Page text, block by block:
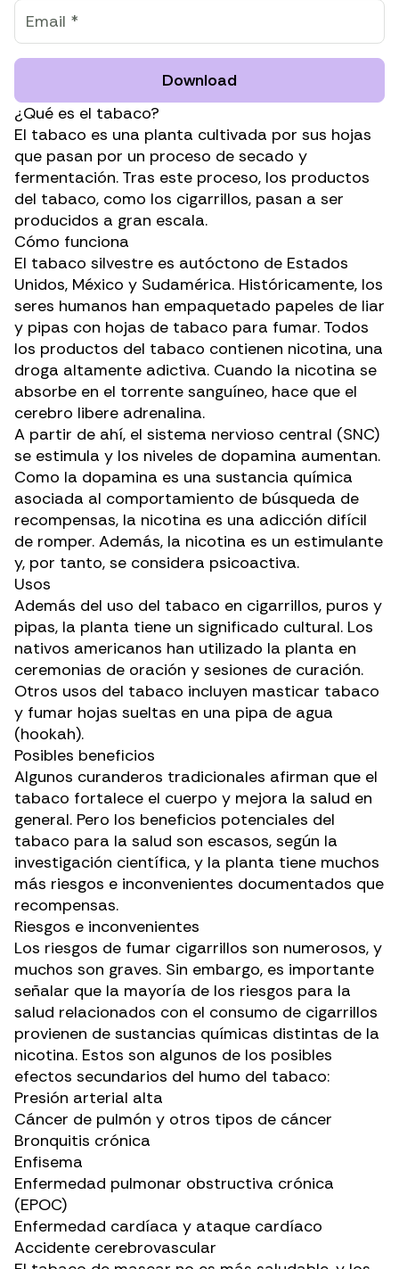
Download
¿Qué es el tabaco?
El tabaco es una planta cultivada por sus hojas
que pasan por un proceso de secado y
fermentación. Tras este proceso, los productos
del tabaco, como los cigarrillos, pasan a ser
producidos a gran escala.
Cómo funciona
El tabaco silvestre es autóctono de Estados
Unidos, México y Sudamérica. Históricamente, los
seres humanos han empaquetado papeles de liar
y pipas con hojas de tabaco para fumar. Todos
los productos del tabaco contienen nicotina, una
droga altamente adictiva. Cuando la nicotina se
absorbe en el torrente sanguíneo, hace que el
cerebro libere adrenalina.
A partir de ahí, el sistema nervioso central (SNC)
se estimula y los niveles de dopamina aumentan.
Como la dopamina es una sustancia química
asociada al comportamiento de búsqueda de
recompensas, la nicotina es una adicción difícil
de romper. Además, la nicotina es un estimulante
y, por tanto, se considera psicoactiva.
Usos
Además del uso del tabaco en cigarrillos, puros y
pipas, la planta tiene un significado cultural. Los
nativos americanos han utilizado la planta en
ceremonias de oración y sesiones de curación.
Otros usos del tabaco incluyen masticar tabaco
y fumar hojas sueltas en una pipa de agua
(hookah).
Posibles beneficios
Algunos curanderos tradicionales afirman que el
tabaco fortalece el cuerpo y mejora la salud en
general. Pero los beneficios potenciales del
tabaco para la salud son escasos, según la
investigación científica, y la planta tiene muchos
más riesgos e inconvenientes documentados que
recompensas.
Riesgos e inconvenientes
Los riesgos de fumar cigarrillos son numerosos, y
muchos son graves. Sin embargo, es importante
señalar que la mayoría de los riesgos para la
salud relacionados con el consumo de cigarrillos
provienen de sustancias químicas distintas de la
nicotina. Estos son algunos de los posibles
efectos secundarios del humo del tabaco:
Presión arterial alta
Cáncer de pulmón y otros tipos de cáncer
Bronquitis crónica
Enfisema
Enfermedad pulmonar obstructiva crónica
(EPOC)
Enfermedad cardíaca y ataque cardíaco
Accidente cerebrovascular